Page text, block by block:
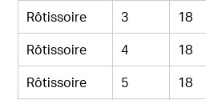
Rôtissoire
3 18
Rôtissoire
4 18
Rôtissoire
5 18